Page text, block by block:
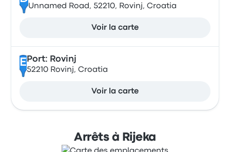
Unnamed Road, 52210, Rovinj, Croatia
Voir la carte
E Port: Rovinj
52210 Rovinj, Croatia
Voir la carte
Arrêts à Rijeka